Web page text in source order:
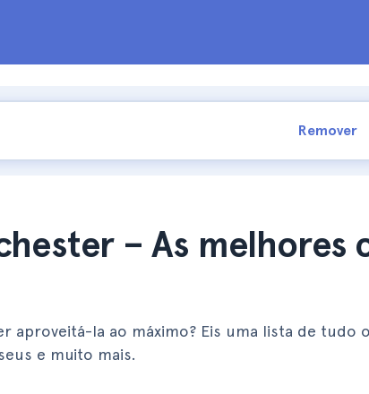
Remover
– As melhores
aproveitá-la ao máximo? Eis uma lista de tudo
e muito mais.